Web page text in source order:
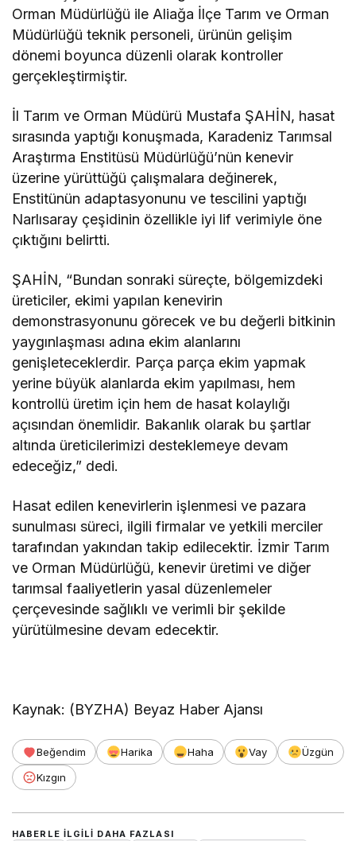
Orman Müdürlüğü ile Aliağa İlçe Tarım ve Orman
Müdürlüğü teknik personeli, ürünün gelişim
dönemi boyunca düzenli olarak kontroller
gerçekleştirmiştir.
İl Tarım ve Orman Müdürü Mustafa ŞAHİN, hasat
sırasında yaptığı konuşmada, Karadeniz Tarımsal
Araştırma Enstitüsü Müdürlüğü’nün kenevir
üzerine yürüttüğü çalışmalara değinerek,
Enstitünün adaptasyonunu ve tescilini yaptığı
Narlısaray çeşidinin özellikle iyi lif verimiyle öne
çıktığını belirtti.
ŞAHİN, “Bundan sonraki süreçte, bölgemizdeki
üreticiler, ekimi yapılan kenevirin
demonstrasyonunu görecek ve bu değerli bitkinin
yaygınlaşması adına ekim alanlarını
genişleteceklerdir. Parça parça ekim yapmak
yerine büyük alanlarda ekim yapılması, hem
kontrollü üretim için hem de hasat kolaylığı
açısından önemlidir. Bakanlık olarak bu şartlar
altında üreticilerimizi desteklemeye devam
edeceğiz,” dedi.
Hasat edilen kenevirlerin işlenmesi ve pazara
sunulması süreci, ilgili firmalar ve yetkili merciler
tarafından yakından takip edilecektir. İzmir Tarım
ve Orman Müdürlüğü, kenevir üretimi ve diğer
tarımsal faaliyetlerin yasal düzenlemeler
çerçevesinde sağlıklı ve verimli bir şekilde
yürütülmesine devam edecektir.
Kaynak: (BYZHA) Beyaz Haber Ajansı
Beğendim Harika Haha Vay
Üzgün
Kızgın
HABERLE ILGILI DAHA FAZLASI